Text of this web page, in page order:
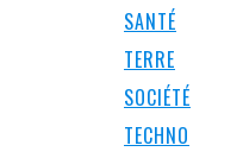
SANTÉ
TERRE
SOCIÉTÉ
TECHNO